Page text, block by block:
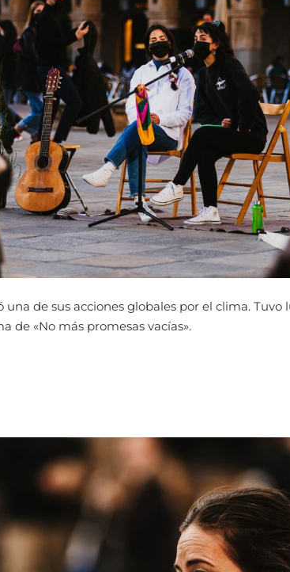
una de sus acciones globales por el clima.
de «No más promesas vacías».